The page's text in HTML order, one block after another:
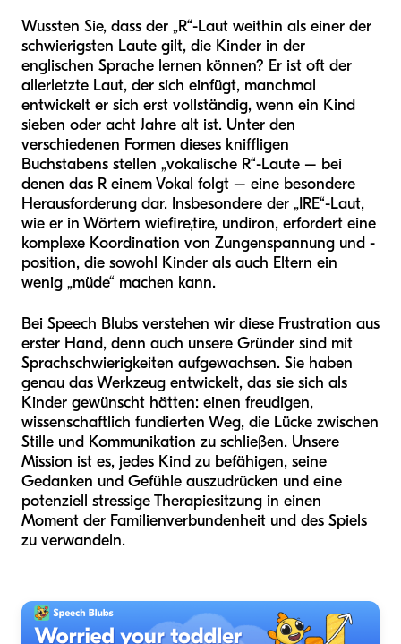
Wussten Sie, dass der „R“-Laut weithin als einer der
schwierigsten Laute gilt, die Kinder in der
englischen Sprache lernen können? Er ist oft der
allerletzte Laut, der sich einfügt, manchmal
entwickelt er sich erst vollständig, wenn ein Kind
sieben oder acht Jahre alt ist. Unter den
verschiedenen Formen dieses kniffligen
Buchstabens stellen „vokalische R“-Laute – bei
denen das R einem Vokal folgt – eine besondere
Herausforderung dar. Insbesondere der „IRE“-Laut,
wie er in Wörtern wiefire,tire, undiron, erfordert eine
komplexe Koordination von Zungenspannung und -
position, die sowohl Kinder als auch Eltern ein
wenig „müde“ machen kann.
Bei Speech Blubs verstehen wir diese Frustration aus
erster Hand, denn auch unsere Gründer sind mit
Sprachschwierigkeiten aufgewachsen. Sie haben
genau das Werkzeug entwickelt, das sie sich als
Kinder gewünscht hätten: einen freudigen,
wissenschaftlich fundierten Weg, die Lücke zwischen
Stille und Kommunikation zu schließen. Unsere
Mission ist es, jedes Kind zu befähigen, seine
Gedanken und Gefühle auszudrücken und eine
potenziell stressige Therapiesitzung in einen
Moment der Familienverbundenheit und des Spiels
zu verwandeln.